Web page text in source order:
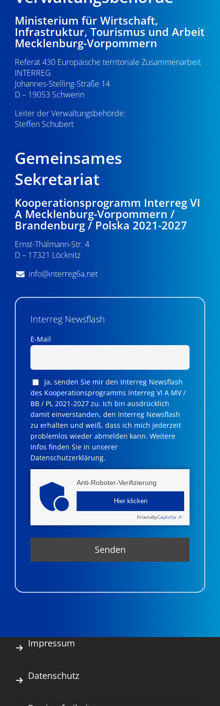
Ministerium für Wirtschaft,
Infrastruktur, Tourismus und Arbeit
Mecklenburg-Vorpommern
Referat 430 Europäische territoriale Zusammenarbeit
INTERREG
Johannes-Stelling-Straße 14
D – 19053 Schwerin
Leiter der Verwaltungsbehörde:
Steffen Schubert
Gemeinsames
Sekretariat
Kooperationsprogramm Interreg VI
A Mecklenburg-Vorpommern /
Brandenburg / Polska 2021-2027
Ernst-Thälmann-Str. 4
D – 17321 Löcknitz
info@interreg6a.net
Interreg Newsflash
E-Mail
Ja, senden Sie mir den Interreg Newsflash
des Kooperationsprogramms Interreg VI A MV /
BB / PL 2021-2027 zu. Ich bin ausdrücklich
damit einverstanden, den Interreg Newsflash
zu erhalten und weiß, dass ich mich jederzeit
problemlos wieder abmelden kann. Weitere
Infos finden Sie in unserer
Datenschutzerklärung.
Anti-Roboter-Verifizierung
Hier klicken
FriendlyCaptcha ⇗
Impressum
Datenschutz